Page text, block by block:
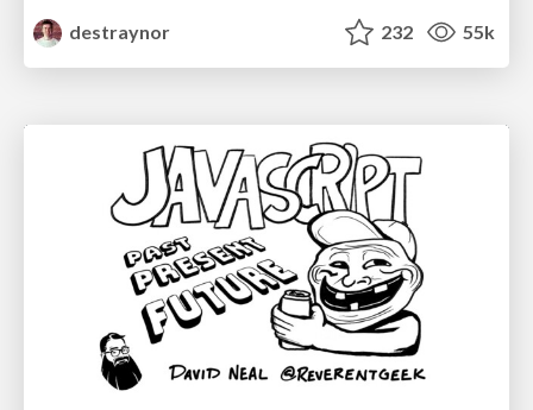
destraynor
232 55k